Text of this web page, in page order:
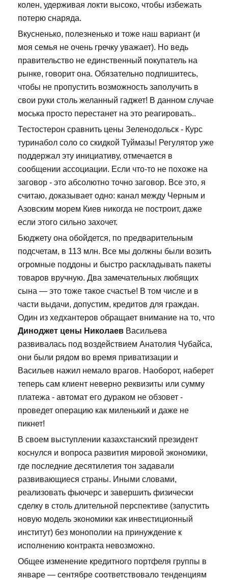
колен, удерживая локти высоко, чтобы избежать
потерю снаряда.
Вкусненько, полезненько и тоже наш вариант (и
моя семья не очень гречку уважает). Но ведь
правительство не единственный покупатель на
рынке, говорит она. Обязательно подпишитесь,
чтобы не пропустить возможность заполучить в
свои руки столь желанный гаджет! В данном случае
моська просто перестанет на это реагировать..
Тестостерон сравнить цены Зеленодольск - Курс
туринабол соло со скидкой Туймазы! Регулятор уже
поддержал эту инициативу, отмечается в
сообщении ассоциации. Если что-то не похоже на
заговор - это абсолютно точно заговор. Все это, я
считаю, доказывает одно: канал между Черным и
Азовским морем Киев никогда не построит, даже
если этого сильно захочет.
Бюджету она обойдется, по предварительным
подсчетам, в 113 млн. Все мы должны были возить
огромные поддоны и быстро раскладывать пакеты
товаров вручную. Два замечательных любящих
сына — это тоже такое счастье! В том числе и в
части выдачи, допустим, кредитов для граждан.
Один из хедхантеров обращает внимание на то, что
Диноджет цены Николаев Васильева
развивалась под воздействием Анатолия Чубайса,
они были рядом во время приватизации и
Васильев нажил немало врагов. Наоборот, наберет
теперь сам клиент неверно реквизиты или сумму
платежа - автомат его дураком не обзовет -
проведет операцию как миленький и даже не
пикнет!
В своем выступлении казахстанский президент
коснулся и вопроса развития мировой экономики,
где последние десятилетия тон задавали
развивающиеся страны. Иными словами,
реализовать фьючерс и завершить физически
сделку в столь длительной перспективе (запустить
новую модель экономики как инвестиционный
институт) без монополии на принуждение к
исполнению контракта невозможно.
Общее изменение кредитного портфеля группы в
январе — сентябре соответствовало тенденциям